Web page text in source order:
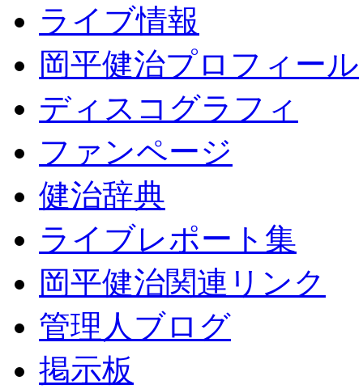
ライブ情報
岡平健治プロフィール
ディスコグラフィ
ファンページ
健治辞典
ライブレポート集
岡平健治関連リンク
管理人ブログ
掲示板